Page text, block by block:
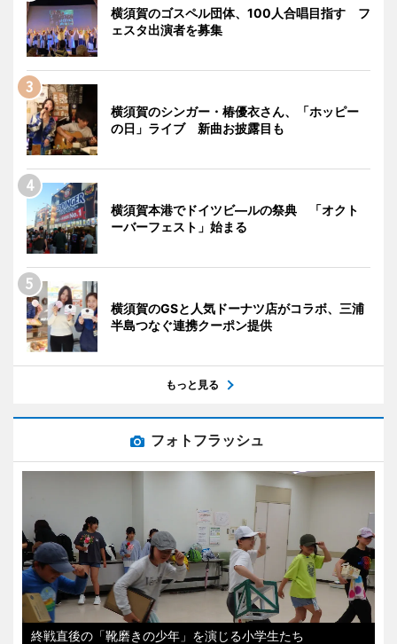
横須賀のゴスペル団体、100人合唱目指す フ
ェスタ出演者を募集
横須賀のシンガー・椿優衣さん、「ホッピー
の日」ライブ 新曲お披露目も
横須賀本港でドイツビ―ルの祭典 「オクト
ーバーフェスト」始まる
横須賀のGSと人気ドーナツ店がコラボ、三浦
半島つなぐ連携クーポン提供
もっと見る
フォトフラッシュ
終戦直後の「靴磨きの少年」を演じる小学生たち